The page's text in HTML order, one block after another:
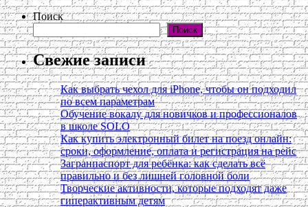
Поиск
Поиск
Свежие записи
Как выбрать чехол для iPhone, чтобы он подходил
по всем параметрам
Обучение вокалу для новичков и профессионалов
в школе SOLO
Как купить электронный билет на поезд онлайн:
сроки, оформление, оплата и регистрация на рейс
Загранпаспорт для ребёнка: как сделать всё
правильно и без лишней головной боли
Творческие активности, которые подходят даже
гиперактивным детям